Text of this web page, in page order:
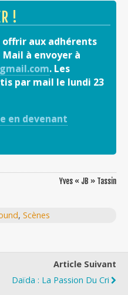
!
offrir aux adhérents
à envoyer à
. Les
par mail le lundi 23
en devenant
Yves « JB » Tassin
, Scènes
Article Suivant
Daïda : La Passion Du Cri